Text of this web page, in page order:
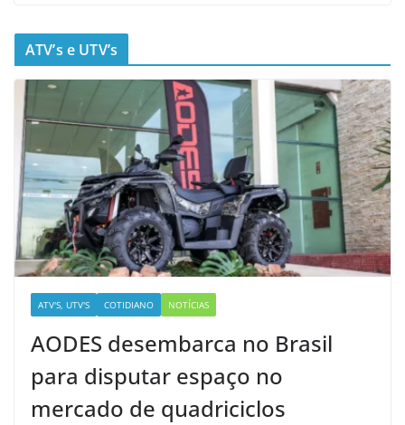
ATV’s e UTV’s
ATV'S, UTV'S COTIDIANO NOTÍCIAS
AODES desembarca no Brasil
para disputar espaço no
mercado de quadriciclos